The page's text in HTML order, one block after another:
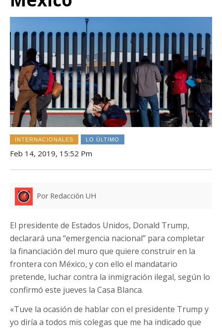
INTERNACIONALES LO ÚLTIMO
Feb 14, 2019, 15:52 Pm
Por Redacción UH
El presidente de Estados Unidos, Donald Trump,
declarará una “emergencia nacional” para completar
la financiación del muro que quiere construir en la
frontera con México, y con ello el mandatario
pretende, luchar contra la inmigración ilegal, según lo
confirmó este jueves la Casa Blanca.
«Tuve la ocasión de hablar con el presidente Trump y
yo diría a todos mis colegas que me ha indicado que